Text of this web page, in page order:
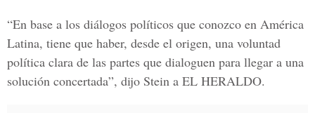
“En base a los diálogos políticos que conozco en América
Latina, tiene que haber, desde el origen, una voluntad
política clara de las partes que dialoguen para llegar a una
solución concertada”, dijo Stein a EL HERALDO.